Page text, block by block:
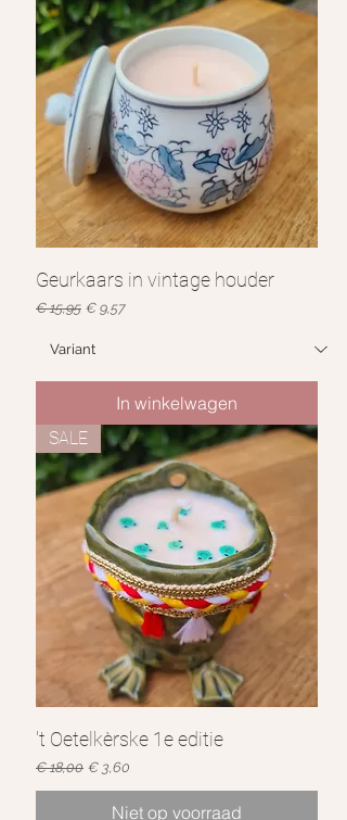
Geurkaars in vintage houder
Normale prijs
€ 15,95 Verkoopprijs
€ 9,57
In winkelwagen
SALE
't Oetelkèrske 1e editie
Normale prijs
€ 18,00 Verkoopprijs
€ 3,60
Niet op voorraad